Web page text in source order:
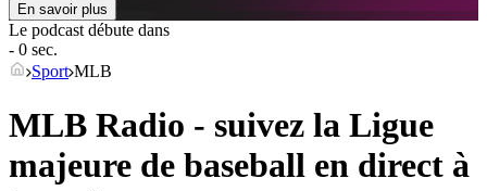
En savoir plus
Le podcast débute dans
- 0 sec.
Sport MLB
MLB Radio - suivez la Ligue
majeure de baseball en direct à